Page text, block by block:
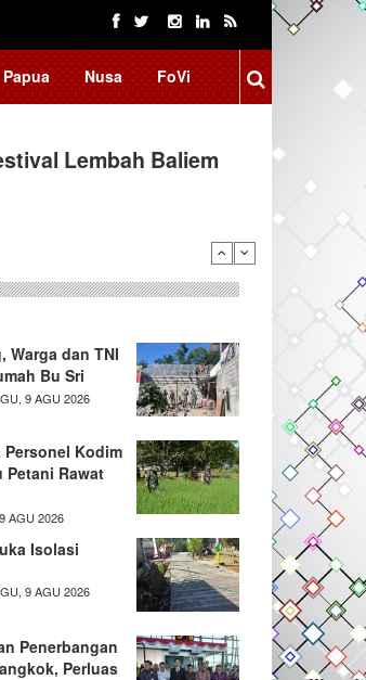
Papua Nusa FoVi
Lembah Baliem
Warga dan TNI
Bu Sri
9 AGU 2026
Kodim
Petani Rawat
AGU 2026
Isolasi
9 AGU 2026
Penerbangan
Perluas